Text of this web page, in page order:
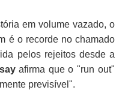
em volume vazado, o
é o recorde no chamado
pelos rejeitos desde a
afirma que o "run out"
previsível".